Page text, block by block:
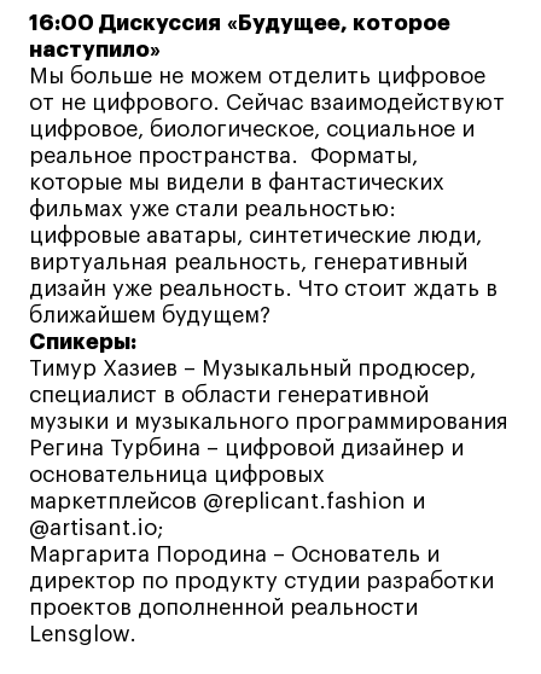
События
События
Истории успеха
Истории успеха
Работы студентов
Работы студентов
Адрес на карте
Адрес на карте
Universal University
Universal University
EN
EN
Политика конфиденциальности
Публичная оферта
Условия возврата
Кредит на образование с господдержкой
Лицензия на осуществление образовательной
деятельности АНО ВО «Универсальный
16:00 Дискуссия «Будущее, которое
наступило»
Мы больше не можем отделить цифровое
от не цифрового. Сейчас взаимодействуют
цифровое, биологическое, социальное и
реальное пространства. Форматы,
которые мы видели в фантастических
фильмах уже стали реальностью:
цифровые аватары, синтетические люди,
виртуальная реальность, генеративный
дизайн уже реальность. Что стоит ждать в
ближайшем будущем?
Спикеры:
Тимур Хазиев – Музыкальный продюсер,
специалист в области генеративной
музыки и музыкального программирования
Регина Турбина – цифровой дизайнер и
основательница цифровых
маркетплейсов @replicant.fashion и
@artisant.io;
Маргарита Породина – Основатель и
директор по продукту студии разработки
проектов дополненной реальности
Lensglow.